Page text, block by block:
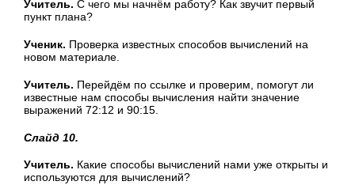
Учитель. С чего мы начнём работу? Как звучит первый
пункт плана?
Ученик. Проверка известных способов вычислений на
новом материале.
Учитель. Перейдём по ссылке и проверим, помогут ли
известные нам способы вычисления найти значение
выражений 72:12 и 90:15.
Слайд 10.
Учитель. Какие способы вычислений нами уже открыты и
используются для вычислений?